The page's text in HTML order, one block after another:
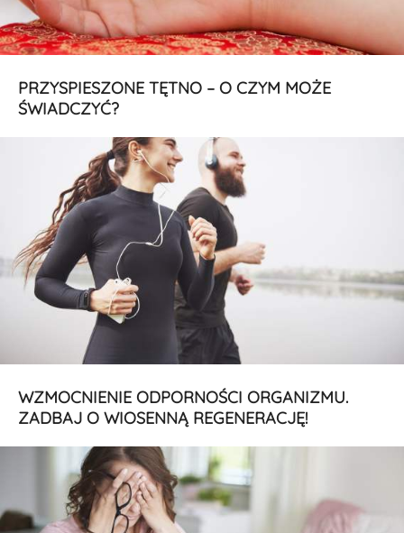
PRZYSPIESZONE TĘTNO – O CZYM MOŻE
ŚWIADCZYĆ?
WZMOCNIENIE ODPORNOŚCI ORGANIZMU.
ZADBAJ O WIOSENNĄ REGENERACJĘ!